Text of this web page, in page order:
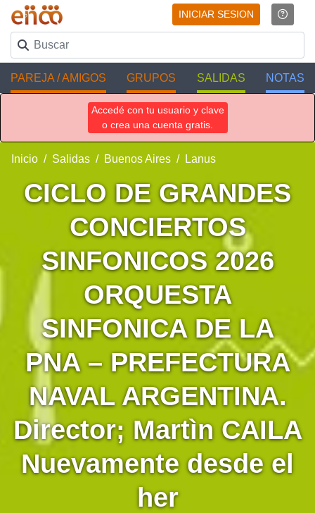
INICIAR SESION
PAREJA / AMIGOS GRUPOS SALIDAS NOTAS
Accedé con tu usuario y clave
o crea una cuenta gratis.
Inicio Salidas Buenos Aires Lanus
CICLO DE GRANDES
CONCIERTOS
SINFONICOS 2026
ORQUESTA
SINFONICA DE LA
PNA – PREFECTURA
NAVAL ARGENTINA.
Director; Martìn CAILA
Nuevamente desde el
her